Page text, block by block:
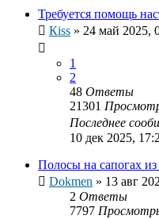
Требуется помощь
Кiss » 24 май 2025,
1
2
48 Ответы
21301
Последнее
10 дек 2025,
Полосы на сапогах
Dokmen » 13 авг
2 Ответы
7797